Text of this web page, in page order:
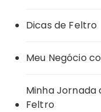
Dicas de Feltro
Meu Negócio
Minha Jornada
Feltro